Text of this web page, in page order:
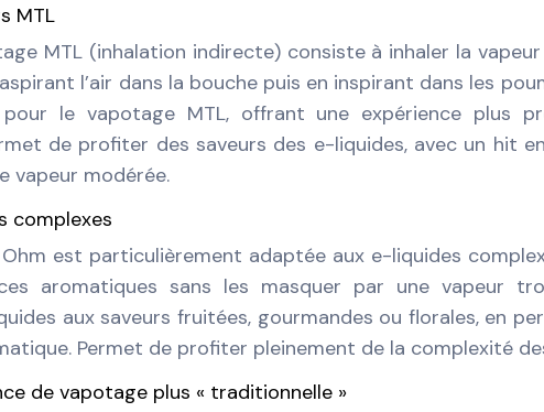
MTL
MTL (inhalation indirecte) consiste à inhaler la
l’air dans la bouche puis en inspirant dans les
le vapotage MTL, offrant une expérience plus
de profiter des saveurs des e-liquides, avec un hit
vapeur modérée.
complexes
est particulièrement adaptée aux e-liquides
aromatiques sans les masquer par une vapeur
aux saveurs fruitées, gourmandes ou florales, en
Permet de profiter pleinement de la complexité
de vapotage plus « traditionnelle »